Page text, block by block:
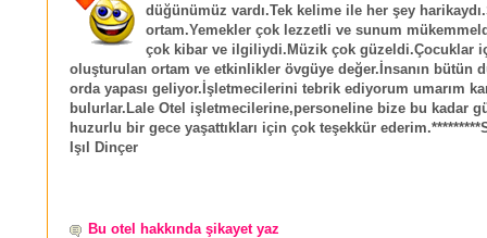
düğünümüz vardı.Tek kelime ile her şey
ortam.Yemekler çok lezzetli ve sunum
çok kibar ve ilgiliydi.Müzik çok güzeldi.Çocuklar
oluşturulan ortam ve etkinlikler övgüye değer.İnsanın bütün
orda yapası geliyor.İşletmecilerini tebrik ediyorum umarım
bulurlar.Lale Otel işletmecilerine,personeline bize bu kadar
huzurlu bir gece yaşattıkları için çok teşekkür
Işıl Dinçer
Bu otel hakkında şikayet yaz